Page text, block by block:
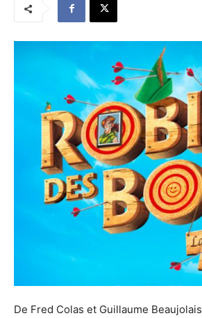
De Fred Colas et Guillaume Beaujolais